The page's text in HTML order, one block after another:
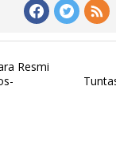
Resmi